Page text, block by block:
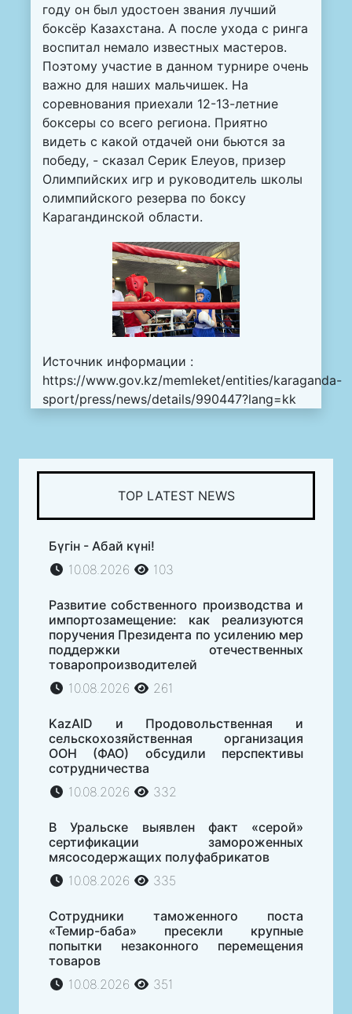
году он был удостоен звания лучший
боксёр Казахстана. А после ухода с ринга
воспитал немало известных мастеров.
Поэтому участие в данном турнире очень
важно для наших мальчишек. На
соревнования приехали 12-13-летние
боксеры со всего региона. Приятно
видеть с какой отдачей они бьются за
победу, - сказал Серик Елеуов, призер
Олимпийских игр и руководитель школы
олимпийского резерва по боксу
Карагандинской области.
Источник информации :
https://www.gov.kz/memleket/entities/karaganda-
sport/press/news/details/990447?lang=kk
TOP LATEST NEWS
Бүгін - Абай күні!
10.08.2026
103
Развитие собственного производства и
импортозамещение: как реализуются
поручения Президента по усилению мер
поддержки отечественных
товаропроизводителей
10.08.2026
261
KazAID и Продовольственная и
сельскохозяйственная организация
ООН (ФАО) обсудили перспективы
сотрудничества
10.08.2026
332
В Уральске выявлен факт «серой»
сертификации замороженных
мясосодержащих полуфабрикатов
10.08.2026
335
Сотрудники таможенного поста
«Темир-баба» пресекли крупные
попытки незаконного перемещения
товаров
10.08.2026
351